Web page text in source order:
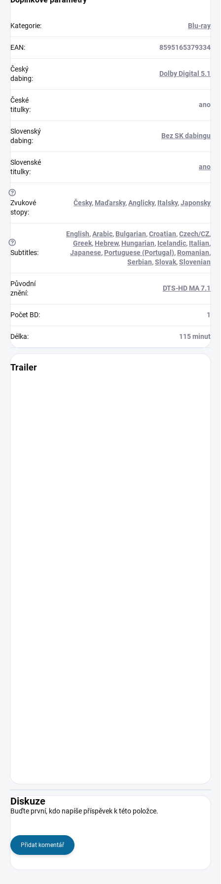
Kategorie: Blu-ray
EAN: 8595165379334
Český
dabing:
Dolby Digital 5.1
České
titulky:
ano
Slovenský
dabing:
Bez SK dabingu
Slovenské
titulky:
ano
?
Zvukové
stopy:
Česky, Maďarsky,Anglicky, Italsky,Japonsky
?
Subtitles:
English,Arabic, Bulgarian,Croatian,Czech/CZ,
Greek, Hebrew, Hungarian, Icelandic, Italian,
Japanese, Portuguese (Portugal), Romanian,
Serbian,Slovak,Slovenian
Původní
znění:
DTS-HD MA 7.1
Počet BD: 1
Délka: 115 minut
Trailer
Diskuze
Buďte první, kdo napíše příspěvek k této položce.
Přidat komentář